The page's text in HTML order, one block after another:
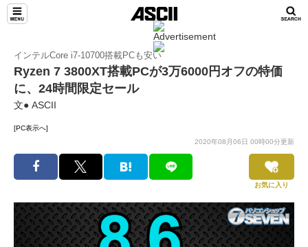
インテルCore i7-10700搭載PCも安い
Ryzen 7 3800XT搭載PCが3万6000円オフの特価
に、24時間限定セール
文● ASCII
[PC表示へ]
2020年08月06日 00時00分更新
お気に入り